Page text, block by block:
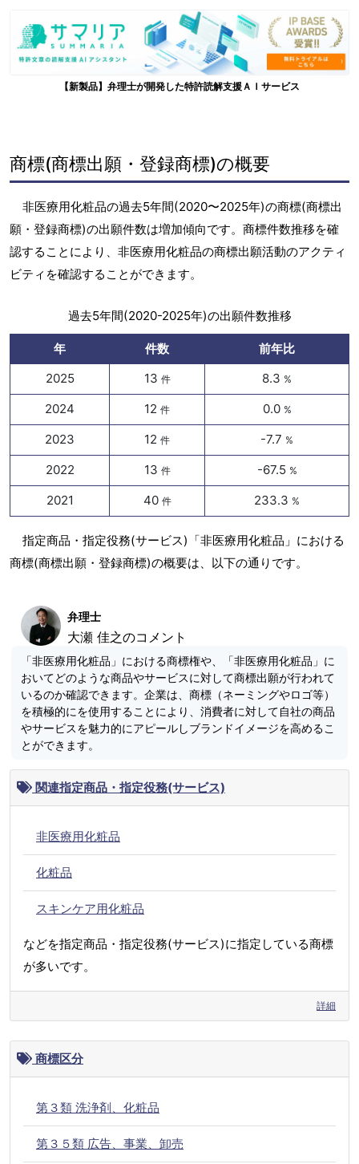
【新製品】弁理士が開発した特許読解支援ＡＩサービス
商標(商標出願・登録商標)の概要
非医療用化粧品の過去5年間(2020〜2025年)の商標(商標出
願・登録商標)の出願件数は増加傾向です。商標件数推移を確
認することにより、非医療用化粧品の商標出願活動のアクティ
ビティを確認することができます。
過去5年間(2020-2025年)の出願件数推移
年 件数
前年比
2025
13 件 8.3 %
2024 12 件 0.0 %
2023 12 件 -7.7 %
2022 13 件 -67.5 %
2021 40 件 233.3 %
指定商品・指定役務(サービス)「非医療用化粧品」における
商標(商標出願・登録商標)の概要は、以下の通りです。
弁理士
大瀬 佳之のコメント
「非医療用化粧品」における商標権や、「非医療用化粧品」に
おいてどのような商品やサービスに対して商標出願が行われて
いるのか確認できます。企業は、商標（ネーミングやロゴ等）
を積極的にを使用することにより、消費者に対して自社の商品
やサービスを魅力的にアピールしブランドイメージを高めるこ
とができます。
関連指定商品・指定役務(サービス)
非医療用化粧品
化粧品
スキンケア用化粧品
などを指定商品・指定役務(サービス)に指定している商標
が多いです。
詳細
商標区分
第３類 洗浄剤、化粧品
第３５類 広告、事業、卸売